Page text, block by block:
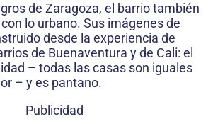
de Zaragoza, el barrio también
lo urbano. Sus imágenes de
desde la experiencia de
de Buenaventura y de Cali: el
– todas las casas son iguales
– y es pantano.
Publicidad